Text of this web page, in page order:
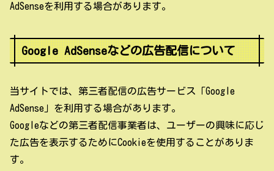
AdSenseを利用する場合があります。
Google AdSenseなどの広告配信について
当サイトでは、第三者配信の広告サービス「Google
AdSense」を利用する場合があります。
Googleなどの第三者配信事業者は、ユーザーの興味に応じ
た広告を表示するためにCookieを使用することがありま
す。